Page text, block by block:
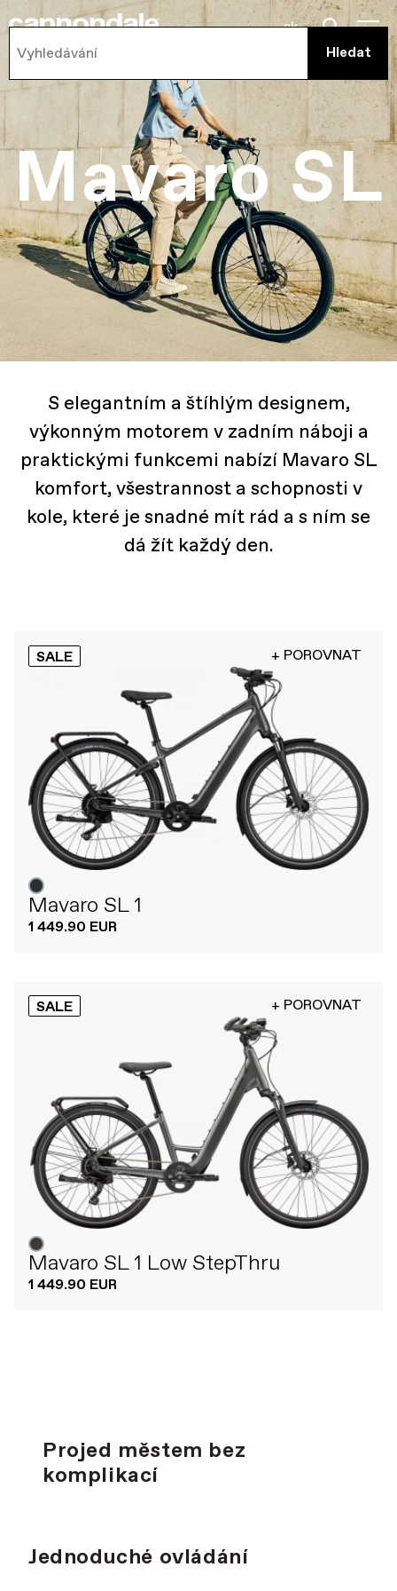
Mavaro SL
sk
S elegantním a štíhlým designem,
výkonným motorem v zadním náboji a
praktickými funkcemi nabízí Mavaro SL
komfort, všestrannost a schopnosti v
kole, které je snadné mít rád a s ním se
dá žít každý den.
SALE + POROVNAT
Mavaro SL 1
1 449.90 EUR
SALE + POROVNAT
Mavaro SL 1 Low StepThru
1 449.90 EUR
Projed městem bez
komplikací
Jednoduché ovládání